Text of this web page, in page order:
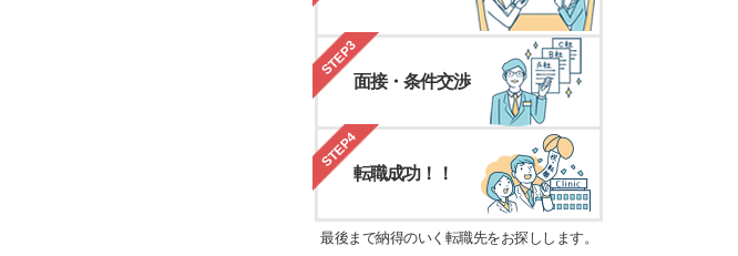
STEP3
面接・条件交渉
STEP4
転職成功！！
最後まで納得のいく転職先をお探しします。